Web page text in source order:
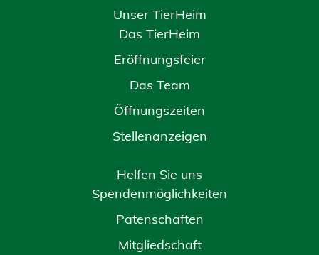
Unser TierHeim
Das TierHeim
Eröffnungsfeier
Das Team
Öffnungszeiten
Stellenanzeigen
Helfen Sie uns
Spendenmöglichkeiten
Patenschaften
Mitgliedschaft